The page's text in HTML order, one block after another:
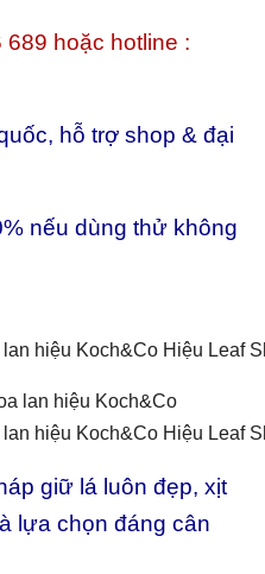
689 hoặc hotline :
hỗ trợ shop & đại
nếu dùng thử không
hiệu Koch&Co Hiệu Leaf
hiệu Koch&Co Hiệu Leaf
giữ lá luôn đẹp, xịt
lựa chọn đáng cân